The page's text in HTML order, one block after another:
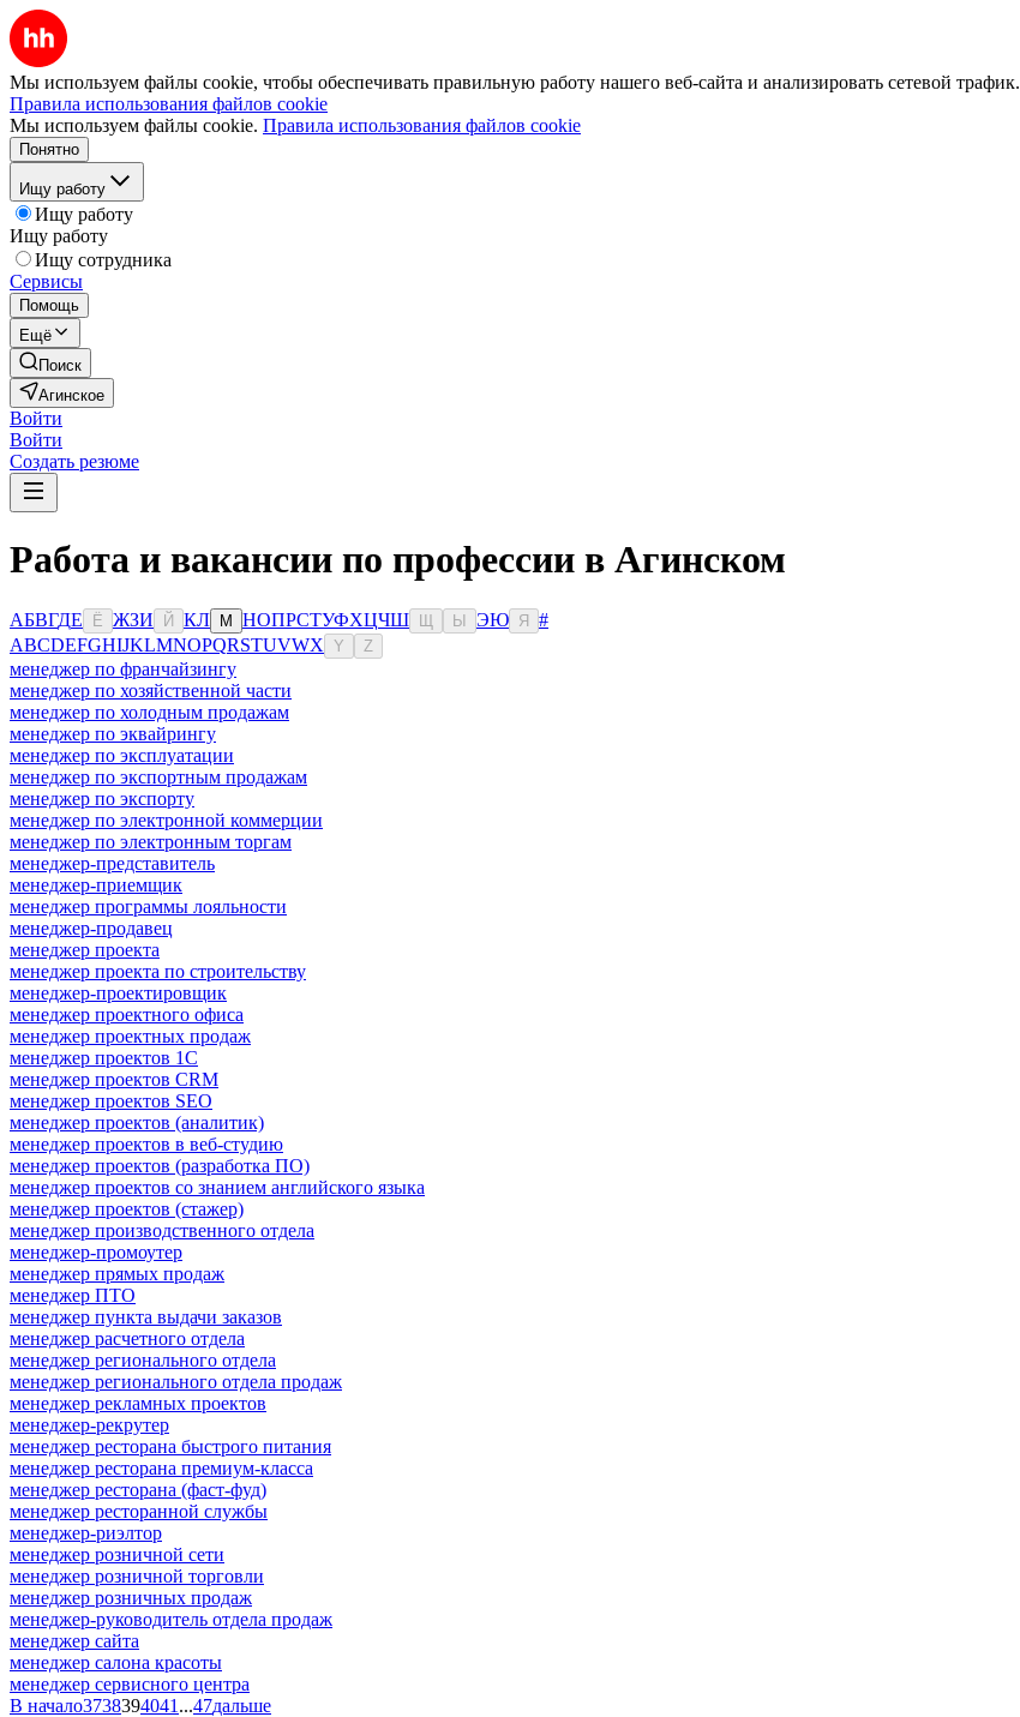
Мы используем файлы cookie, чтобы обеспечивать правильную работу нашего веб-сайта и анализировать сетевой трафик.
Правила использования файлов cookie
Мы используем файлы cookie. Правила использования файлов cookie
Понятно
Ищу работу
Ищу работу
Ищу работу
Ищу сотрудника
Сервисы
Помощь
Ещё
Поиск
Агинское
Войти
Войти
Создать резюме
Работа и вакансии по профессии в Агинском
АБВГДЕ Ё ЖЗИ Й КЛ М НОПРСТУФХЦЧШ Ы ЭЮ Я
#
ABCDEFGHIJKLMNOPQRSTUVWX Y Z
менеджер по франчайзингу
менеджер по хозяйственной части
менеджер по холодным продажам
менеджер по эквайрингу
менеджер по эксплуатации
менеджер по экспортным продажам
менеджер по экспорту
менеджер по электронной коммерции
менеджер по электронным торгам
менеджер-представитель
менеджер-приемщик
менеджер программы лояльности
менеджер-продавец
менеджер проекта
менеджер проекта по строительству
менеджер-проектировщик
менеджер проектного офиса
менеджер проектных продаж
менеджер проектов 1С
менеджер проектов CRM
менеджер проектов SEO
менеджер проектов (аналитик)
менеджер проектов в веб-студию
менеджер проектов (разработка ПО)
менеджер проектов со знанием английского языка
менеджер проектов (стажер)
менеджер производственного отдела
менеджер-промоутер
менеджер прямых продаж
менеджер ПТО
менеджер пункта выдачи заказов
менеджер расчетного отдела
менеджер регионального отдела
менеджер регионального отдела продаж
менеджер рекламных проектов
менеджер-рекрутер
менеджер ресторана быстрого питания
менеджер ресторана премиум-класса
менеджер ресторана (фаст-фуд)
менеджер ресторанной службы
менеджер-риэлтор
менеджер розничной сети
менеджер розничной торговли
менеджер розничных продаж
менеджер-руководитель отдела продаж
менеджер сайта
менеджер салона красоты
менеджер сервисного центра
В начало3738394041 ...47дальше